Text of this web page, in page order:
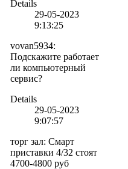
Details
29-05-2023
9:13:25
vovan5934:
Подскажите работает
ли компьютерный
сервис?
Details
29-05-2023
9:07:57
торг зал: Смарт
приставки 4/32 стоят
4700-4800 руб